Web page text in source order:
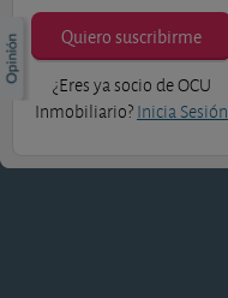
Quiero suscribirme
¿Eres ya socio de OCU
Inmobiliario? Inicia Sesión